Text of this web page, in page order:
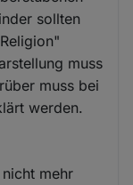
sollten
muss
muss bei
werden.
mehr